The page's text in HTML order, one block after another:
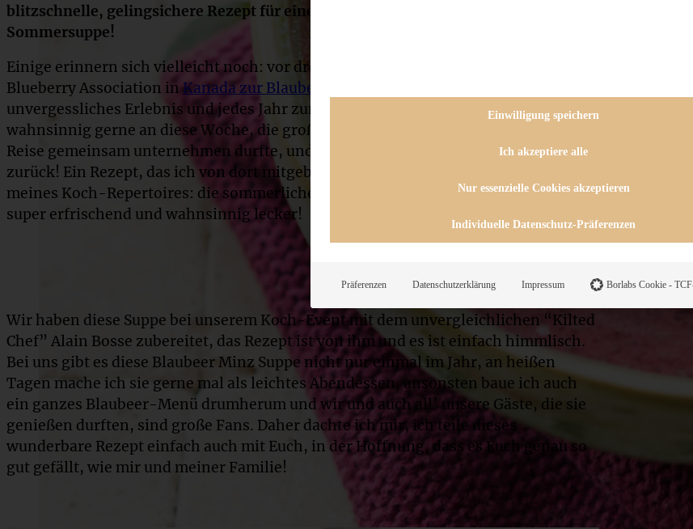
blitzschnelle, gelingsichere Rezept für eine unglaublich fruchtige und leckere
Sommersuppe!
Einige erinnern sich vielleicht noch: vor drei Jahren war ich auf Einladung der Wild
Blueberry Association inKanada zur Blaubeerernte
unvergessliches Erlebnis und jedes Jahr zur Blaubeersaison erinnere ich mich
wahnsinnig gerne an diese Woche, die großartigen Menschen, mit denen ich diese
Reise gemeinsam unternehmen durfte, und die allerköstlichsten Blaubeeren
zurück! Ein Rezept, das ich von dort mitgebracht habe, ist seither fester Bestandteil
meines Koch-Repertoires: die sommerliche Blaubeer Minze Suppe – kalt serviert,
super erfrischend und wahnsinnig lecker!
Wir haben diese Suppe bei unserem Koch-Event mit dem unvergleichlichen “Kilted
Chef” Alain Bosse zubereitet, das Rezept ist von ihm und es ist einfach himmlisch.
Bei uns gibt es diese Blaubeer Minz Suppe nicht nur einmal im Jahr, an heißen
Tagen mache ich sie gerne mal als leichtes Abendessen, ansonsten baue ich auch
ein ganzes Blaubeer-Menü drumherum und wir und auch all’ unsere Gäste, die sie
genießen durften, sind große Fans. Daher dachte ich mir, ich teile dieses
wunderbare Rezept einfach auch mit Euch, in der Hoffnung, dass es Euch genau so
gut gefällt, wie mir und meiner Familie!
Einwilligung speichern
Ich akzeptiere alle
Nur essenzielle Cookies akzeptieren
Individuelle Datenschutz-Präferenzen
Präferenzen Datenschutzerklärung Impressum Borlabs Cookie -